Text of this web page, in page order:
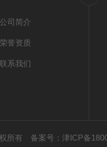
公司简介
荣誉资质
联系我们
权所有 备案号：津ICP备